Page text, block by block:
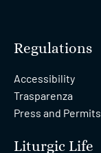
Regulations
Accessibility
Trasparenza
Press and Permits
Liturgic Life